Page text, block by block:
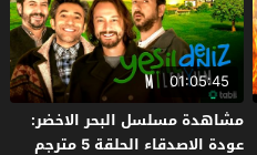
01:05:45
مشاهدة مسلسل البحر الاخضر:
عودة الاصدقاء الحلقة 5 مترجم